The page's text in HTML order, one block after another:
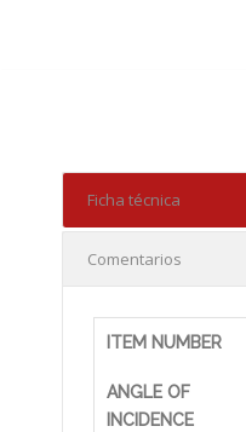
Ficha técnica
Comentarios
ITEM NUMBER
ANGLE OF
INCIDENCE